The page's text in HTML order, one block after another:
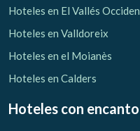
Hoteles en El Vallés
Hoteles en Valldoreix
Hoteles en el Moianès
Hoteles en Calders
Hoteles con encanto